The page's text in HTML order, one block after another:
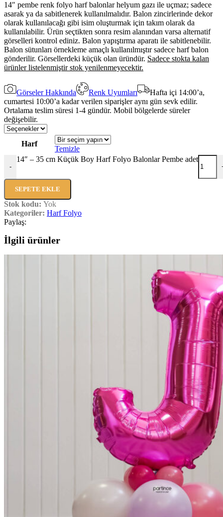
14″ pembe renk folyo harf balonlar helyum gazı ile uçmaz; sadece
asarak ya da sabitlenerek kullanılmalıdır. Balon zincirlerinde dekor
olarak kullanılacağı gibi isim oluşturmak için takım olarak da
kullanılabilir. Ürün seçtikten sonra resim alanından varsa alternatif
görselleri kontrol ediniz. Balon yapıştırma aparatı ile sabitlenebilir.
Balon sütunları örnekleme amaçlı kullanılmıştır sadece harf balon
gönderilir. Görsellerdeki küçük olan üründür. Sadece stokta kalan
ürünler listelenmiştir stok yenilenmeyecektir.
Görseler Hakkında Renk Uyumları
Hafta içi 14:00’a,
cumartesi 10:00’a kadar verilen siparişler aynı gün sevk edilir.
Ortalama teslim süresi 1-4 gündür. Mobil bölgelerde süreler
değişebilir.
Harf
Temizle
-
14″ – 35 cm Küçük Boy Harf Folyo Balonlar Pembe adet
SEPETE EKLE
Stok kodu: Yok
Kategoriler: Harf Folyo
Paylaş:
İlgili ürünler